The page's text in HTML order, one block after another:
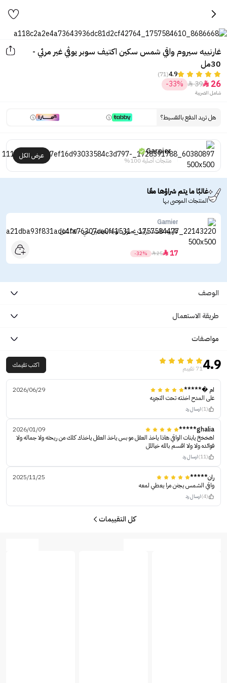
غارنييه سيروم واقي شمس سكين اكتيف سوبر يوڤي غير مرئي -
30مل
4.9
(71)
26

39

-33%
شامل الضريبة
هل تريد الدفع بالتقسيط؟
Garnier
منتجات أصلية 100%
عرض الكل
غالبًا ما يتم شراؤها معًا
المنتجات الموصى بها
Garnier
غارنييه فاست برايت غسول الوجه بفيتامين سي - 100مل
17

25

-32%
الوصف
طريقة الاستعمال
مواصفات
4.971 تقييم اكتب تقيمك
ام �*****
2026/06/29
على المدح اخذته تحت التجربه
(1) ارسال رد
ghalia*****
2026/01/09
اهخخخ يابنات الواقي هاذا ياخذ العقل مو بس ياخذ العقل ياخذك كلك من ريحته ولا جماله ولا
فوائده ولا ولا اقسم بالله خياللل
(11) ارسال رد
ران*****
2025/11/25
واقي الشمس يجنن مرا يعطي لمعه
(4) ارسال رد
كل التقييمات